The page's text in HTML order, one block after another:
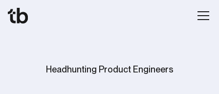
Headhunting Product Engineers